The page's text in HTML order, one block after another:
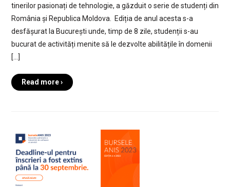
tinerilor pasionați de tehnologie, a găzduit o serie de studenți din
România și Republica Moldova. Ediția de anul acesta s-a
desfășurat la București unde, timp de 8 zile, studenții s-au
bucurat de activități menite să le dezvolte abilitățile în domenii
[…]
Read more ›